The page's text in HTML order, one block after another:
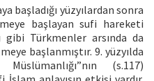
başladığı yüzyılardan sonra
başlayan sufi hareketi
Türkmenler arsında da
başlanmıştır. 9. yüzyılda
(s.117)